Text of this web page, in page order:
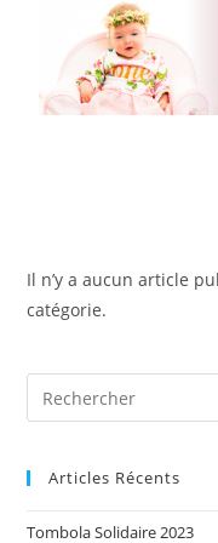
Il n’y a aucun article
catégorie.
Articles Récents
Tombola Solidaire 2023